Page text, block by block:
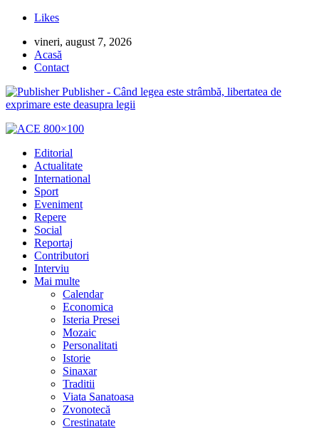
Likes
vineri, august 7, 2026
Acasă
Contact
Publisher - Când legea este strâmbă, libertatea de
exprimare este deasupra legii
Editorial
Actualitate
International
Sport
Eveniment
Repere
Social
Reportaj
Contributori
Interviu
Mai multe
Calendar
Economica
Isteria Presei
Mozaic
Personalitati
Istorie
Sinaxar
Traditii
Viata Sanatoasa
Zvonotecă
Crestinatate